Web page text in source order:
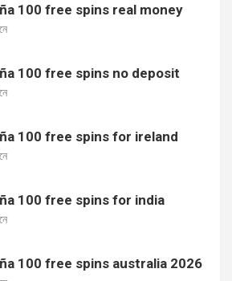
100 free spins real money
100 free spins no deposit
100 free spins for ireland
100 free spins for india
100 free spins australia 2026